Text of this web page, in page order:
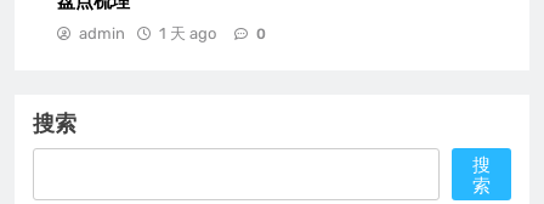
admin 1 天 ago 0
搜索
搜
索